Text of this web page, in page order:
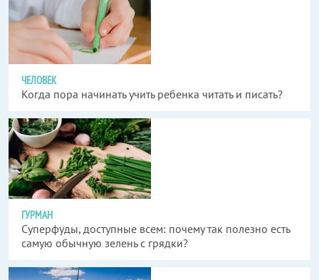
ЧЕЛОВЕК
Когда пора начинать учить ребенка читать и писать?
ГУРМАН
Суперфуды, доступные всем: почему так полезно есть
самую обычную зелень с грядки?